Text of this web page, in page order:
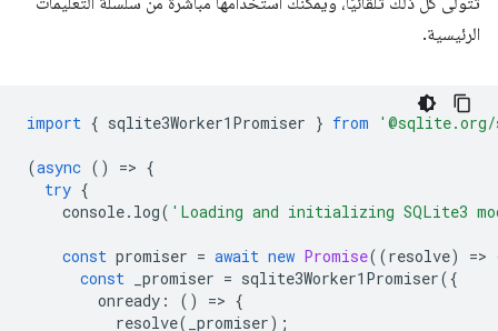
الرئيسية.
import { sqlite3Worker1Promiser } from
(async () => {
try {
console. log( 'Loading and initializing SQLite3
const promiser = await new Promise((resolve) =>
const
_promiser = sqlite3Worker1Promiser({
onready : () => {
resolve( _promiser);